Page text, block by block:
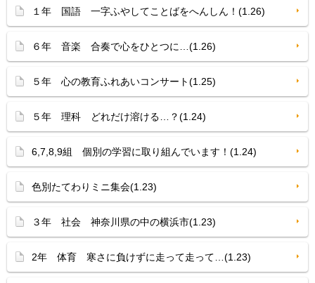
１年 国語 一字ふやしてことばをへんしん！(1.26)
６年 音楽 合奏で心をひとつに…(1.26)
５年 心の教育ふれあいコンサート(1.25)
５年 理科 どれだけ溶ける…？(1.24)
6,7,8,9組 個別の学習に取り組んでいます！(1.24)
色別たてわりミニ集会(1.23)
３年 社会 神奈川県の中の横浜市(1.23)
2年 体育 寒さに負けずに走って走って…(1.23)